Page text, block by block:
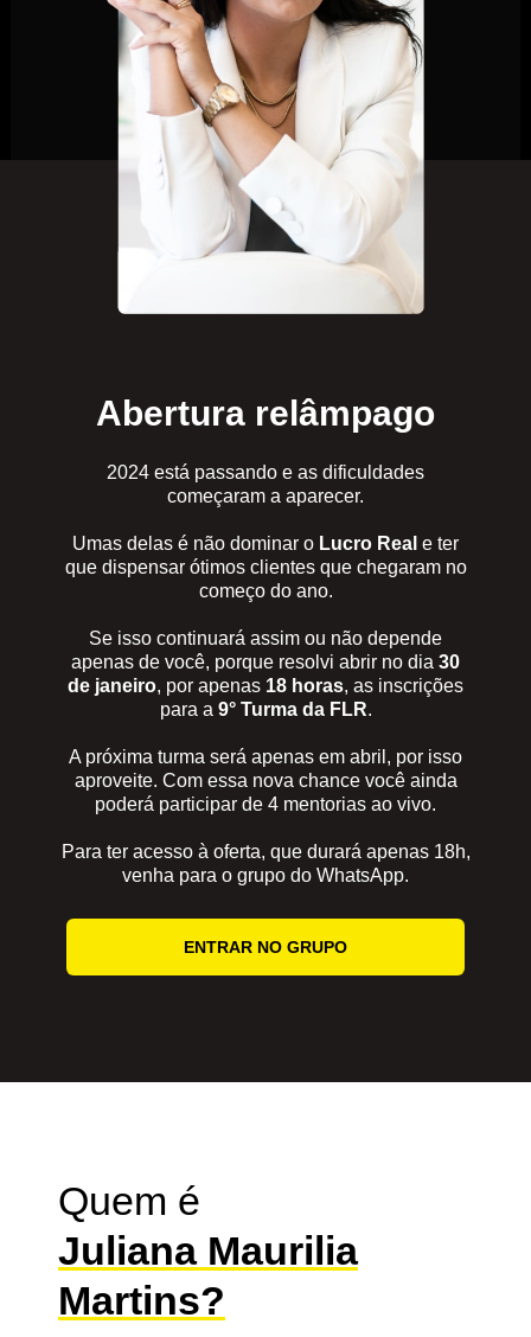
Abertura relâmpago
2024 está passando e as dificuldades
começaram a aparecer.
Umas delas é não dominar o Lucro Real e ter
que dispensar ótimos clientes que chegaram no
começo do ano.
Se isso continuará assim ou não depende
apenas de você, porque resolvi abrir no dia 30
de janeiro, por apenas 18 horas, as inscrições
para a 9° Turma da FLR.
A próxima turma será apenas em abril, por isso
aproveite. Com essa nova chance você ainda
poderá participar de 4 mentorias ao vivo.
Para ter acesso à oferta, que durará apenas 18h,
venha para o grupo do WhatsApp.
ENTRAR NO GRUPO
Quem é
Juliana Maurilia
Martins?